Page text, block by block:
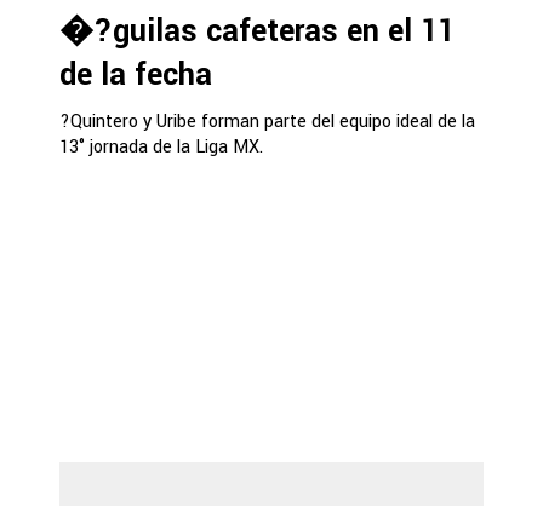
�?guilas cafeteras en el 11
de la fecha
?Quintero y Uribe forman parte del equipo ideal de la
13° jornada de la Liga MX.